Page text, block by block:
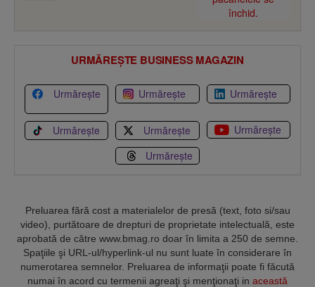
URMĂREȘTE BUSINESS MAGAZIN
Urmărește Urmărește Urmărește
Urmărește Urmărește
Urmărește
Urmărește
Preluarea fără cost a materialelor de presă (text, foto si/sau
video), purtătoare de drepturi de proprietate intelectuală, este
aprobată de către www.bmag.ro doar în limita a 250 de semne.
Spaţiile şi URL-ul/hyperlink-ul nu sunt luate în considerare în
numerotarea semnelor. Preluarea de informaţii poate fi făcută
numai în acord cu termenii agreaţi şi menţionaţi in această